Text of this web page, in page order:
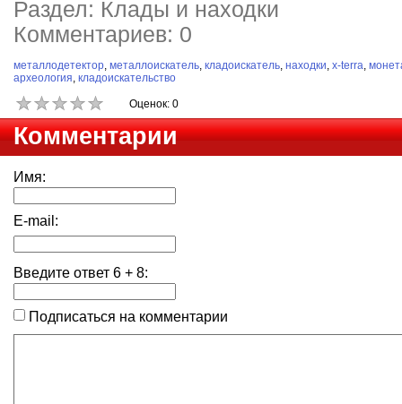
Раздел: Клады и находки
Комментариев: 0
металлодетектор, металлоискатель, кладоискатель, находки, x-terra,
археология, кладоискательство
Оценок: 0
Комментарии
Имя:
E-mail:
Введите ответ 6 + 8:
Подписаться на комментарии